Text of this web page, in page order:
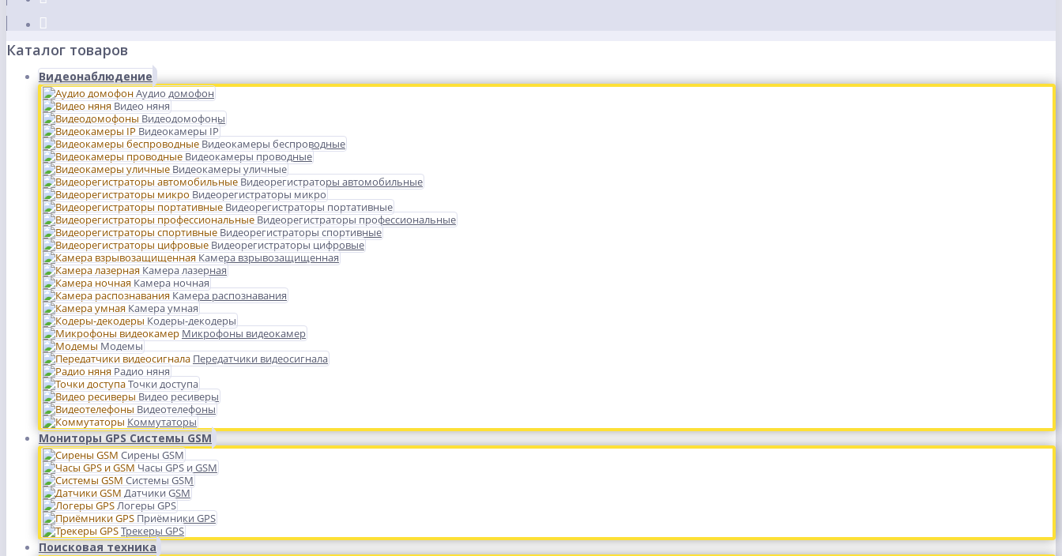
Каталог товаров
Видеонаблюдение
Аудио домофон
Видео няня
Видеодомофоны
Видеокамеры IP
Видеокамеры беспроводные
Видеокамеры проводные
Видеокамеры уличные
Видеорегистраторы автомобильные
Видеорегистраторы микро
Видеорегистраторы портативные
Видеорегистраторы профессиональные
Видеорегистраторы спортивные
Видеорегистраторы цифровые
Камера взрывозащищенная
Камера лазерная
Камера ночная
Камера распознавания
Камера умная
Кодеры-декодеры
Микрофоны видеокамер
Модемы
Передатчики видеосигнала
Радио няня
Точки доступа
Видео ресиверы
Видеотелефоны
Коммутаторы
Мониторы GPS Системы GSM
Сирены GSM
Часы GPS и GSM
Системы GSM
Датчики GSM
Логеры GPS
Приёмники GPS
Трекеры GPS
Поисковая техника